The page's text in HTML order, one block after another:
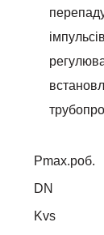
Pmax.роб.
DN
Kvs